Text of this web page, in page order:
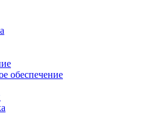
обеспечение